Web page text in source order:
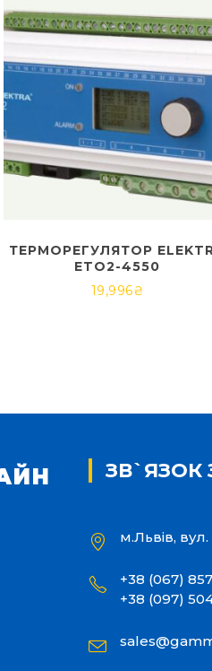
ТЕРМОРЕГУЛЯТОР
ETO2-4550
19,996₴
ЗВ`ЯЗОК
м.Львів,
+38 (067)
+38 (097)